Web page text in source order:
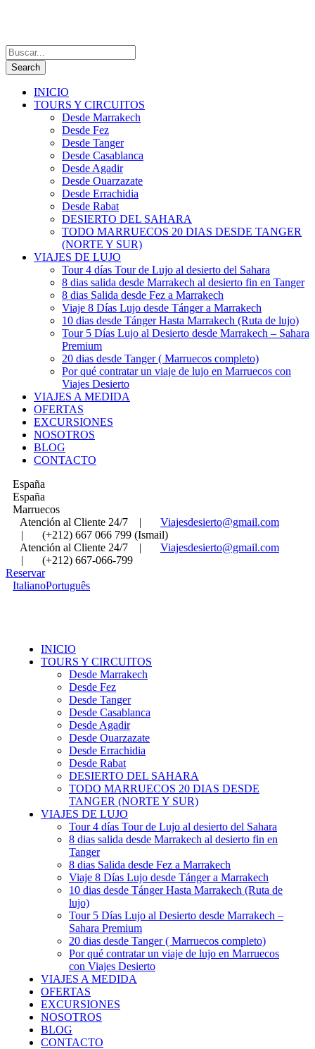
INICIO
TOURS Y CIRCUITOS
Desde Marrakech
Desde Fez
Desde Tanger
Desde Casablanca
Desde Agadir
Desde Ouarzazate
Desde Errachidia
Desde Rabat
DESIERTO DEL SAHARA
TODO MARRUECOS 20 DIAS DESDE TANGER
(NORTE Y SUR)
VIAJES DE LUJO
Tour 4 días Tour de Lujo al desierto del Sahara
8 dias salida desde Marrakech al desierto fin en Tanger
8 dias Salida desde Fez a Marrakech
Viaje 8 Días Lujo desde Tánger a Marrakech
10 dias desde Tánger Hasta Marrakech (Ruta de lujo)
Tour 5 Días Lujo al Desierto desde Marrakech – Sahara
Premium
20 dias desde Tanger ( Marruecos completo)
Por qué contratar un viaje de lujo en Marruecos con
Viajes Desierto
VIAJES A MEDIDA
OFERTAS
EXCURSIONES
NOSOTROS
BLOG
CONTACTO
España
España
Marruecos
Atención al Cliente 24/7
|
Viajesdesierto@gmail.com
|
(+212) 667 066 799 (Ismail)
Atención al Cliente 24/7
|
Viajesdesierto@gmail.com
|
(+212) 667-066-799
Reservar
ItalianoPortuguês
INICIO
TOURS Y CIRCUITOS
Desde Marrakech
Desde Fez
Desde Tanger
Desde Casablanca
Desde Agadir
Desde Ouarzazate
Desde Errachidia
Desde Rabat
DESIERTO DEL SAHARA
TODO MARRUECOS 20 DIAS DESDE
TANGER (NORTE Y SUR)
VIAJES DE LUJO
Tour 4 días Tour de Lujo al desierto del Sahara
8 dias salida desde Marrakech al desierto fin en
Tanger
8 dias Salida desde Fez a Marrakech
Viaje 8 Días Lujo desde Tánger a Marrakech
10 dias desde Tánger Hasta Marrakech (Ruta de
lujo)
Tour 5 Días Lujo al Desierto desde Marrakech –
Sahara Premium
20 dias desde Tanger ( Marruecos completo)
Por qué contratar un viaje de lujo en Marruecos
con Viajes Desierto
VIAJES A MEDIDA
OFERTAS
EXCURSIONES
NOSOTROS
BLOG
CONTACTO